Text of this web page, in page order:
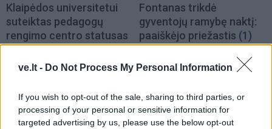
ve.lt - Do Not Process My Personal Information
If you wish to opt-out of the sale, sharing to third parties, or
processing of your personal or sensitive information for
targeted advertising by us, please use the below opt-out
Klaipėdos universitetui
suteiktas pedagogų
rengimo centro statusas
Fontanas trikdė
gyventojų ramybę naktį:
paaiškėjo priežastis (1)